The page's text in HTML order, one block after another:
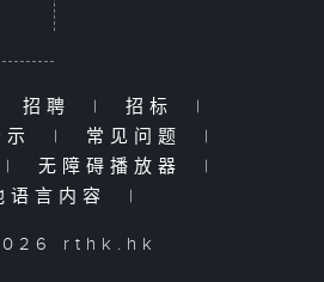
招聘 | 招标
|
示
| 常见问题
|
| 无障碍播放器
|
语言内容
|
rthk.hk